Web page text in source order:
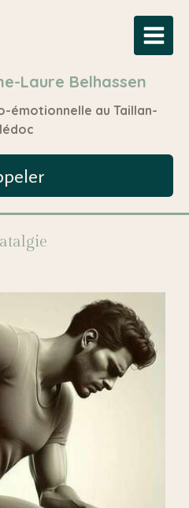
Laure Belhassen
émotionnelle au Taillan-